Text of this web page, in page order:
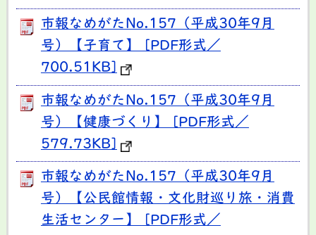
市報なめがたNo.157（平成30年9月
号）【子育て】 [PDF形式／
700.51KB]
市報なめがたNo.157（平成30年9月
号）【健康づくり】 [PDF形式／
579.73KB]
市報なめがたNo.157（平成30年9月
号）【公民館情報・文化財巡り旅・消費
生活センター】 [PDF形式／